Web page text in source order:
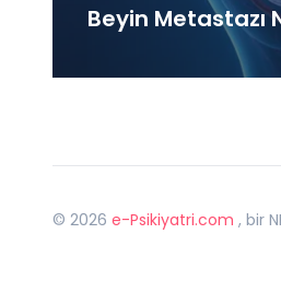
Beyin Metastazı
© 2026 e-Psikiyatri.com , bir